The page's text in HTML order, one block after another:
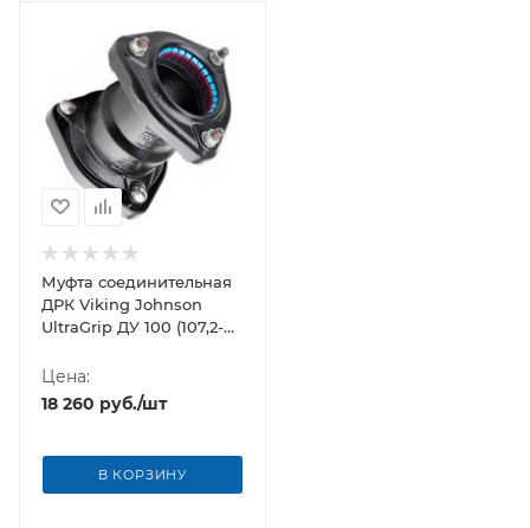
Муфта соединительная
ДРК Viking Johnson
UltraGrip ДУ 100 (107,2-
Цена:
18 260 руб./шт
В КОРЗИНУ